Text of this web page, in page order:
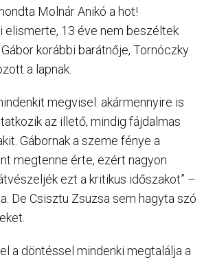
Molnár Anikó a hot!
elismerte, 13 éve nem beszéltek
korábbi barátnője, Tornóczky
a lapnak.
megvisel: akármennyire is
az illető, mindig fájdalmas
Gábornak a szeme fénye a
megtenne érte, ezért nagyon
ezt a kritikus időszakot” –
De Csisztu Zsuzsa sem hagyta szó
a döntéssel mindenki megtalálja a